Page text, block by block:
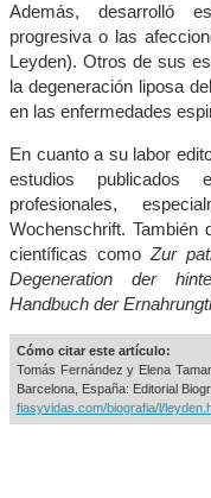
Además, desarrolló
progresiva o las
Leyden). Otros de sus
la degeneración liposa
en las enfermedades
En cuanto a su labor
estudios
profesionales,
Wochenschrift. También
científicas comoZur
Degeneration der
Handbuch der
Cómo citar este artículo:
Tomás Fernández y Elena
Barcelona, España: Editorial
fiasyvidas.com/biografia/l/